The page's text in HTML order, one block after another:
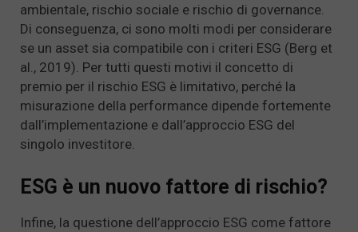
ambientale, rischio sociale e rischio di governance.
Di conseguenza, ci sono molti modi per considerare
se un asset sia compatibile con i criteri ESG (Berg et
al., 2019). Per tutti questi motivi il concetto di
premio per il rischio ESG è limitativo, perché la
misurazione della performance dipende fortemente
dall’implementazione e dall’approccio ESG del
singolo investitore.
ESG è un nuovo fattore di rischio?
Infine, la questione dell’approccio ESG come fattore